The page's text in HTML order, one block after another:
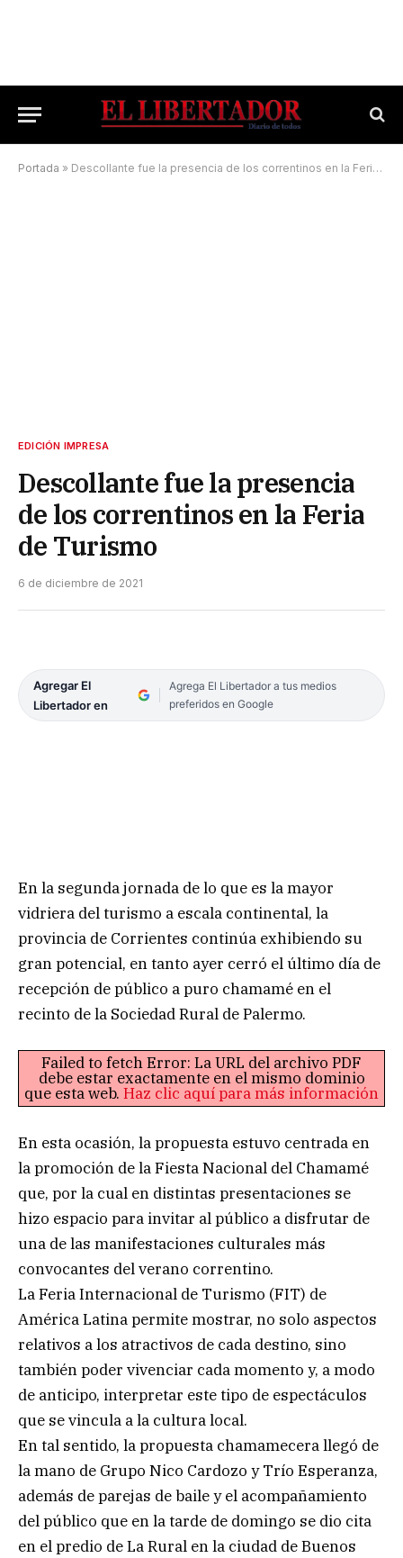
Portada » Descollante fue la presencia de los correntinos en la Feria de Turismo
EDICIÓN IMPRESA
Descollante fue la presencia
de los correntinos en la Feria
de Turismo
6 de diciembre de 2021
Agregar El
Libertador en
Agrega El Libertador a tus medios
preferidos en Google
En la segunda jornada de lo que es la mayor
vidriera del turismo a escala continental, la
provincia de Corrientes continúa exhibiendo su
gran potencial, en tanto ayer cerró el último día de
recepción de público a puro chamamé en el
recinto de la Sociedad Rural de Palermo.
Failed to fetch Error: La URL del archivo PDF
debe estar exactamente en el mismo dominio
que esta web. Haz clic aquí para más información
En esta ocasión, la propuesta estuvo centrada en
la promoción de la Fiesta Nacional del Chamamé
que, por la cual en distintas presentaciones se
hizo espacio para invitar al público a disfrutar de
una de las manifestaciones culturales más
convocantes del verano correntino.
La Feria Internacional de Turismo (FIT) de
América Latina permite mostrar, no solo aspectos
relativos a los atractivos de cada destino, sino
también poder vivenciar cada momento y, a modo
de anticipo, interpretar este tipo de espectáculos
que se vincula a la cultura local.
En tal sentido, la propuesta chamamecera llegó de
la mano de Grupo Nico Cardozo y Trío Esperanza,
además de parejas de baile y el acompañamiento
del público que en la tarde de domingo se dio cita
en el predio de La Rural en la ciudad de Buenos